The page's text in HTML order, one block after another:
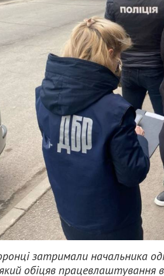
затримали начальника
обіцяв